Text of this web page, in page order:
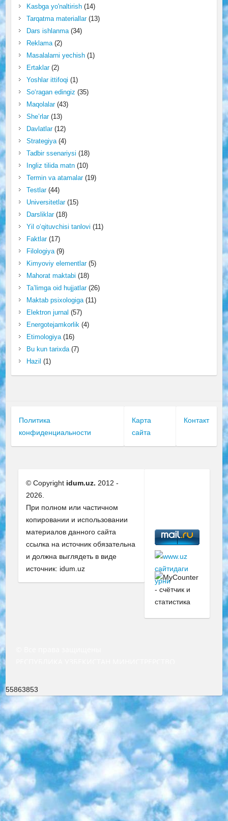
Kasbga yo'naltirish(14)
Tarqatma materiallar(13)
Dars ishlanma(34)
Reklama(2)
Masalalarni yechish(1)
Ertaklar(2)
Yoshlar ittifoqi (1)
So‘ragan edingiz (35)
Maqolalar(43)
She’rlar(13)
Davlatlar(12)
Strategiya(4)
Tadbir ssenariysi (18)
Ingliz tilida matn(10)
Termin va atamalar(19)
Testlar(44)
Universitetlar(15)
Darsliklar(18)
Yil o‘qituvchisi tanlovi (11)
Faktlar(17)
Filologiya(9)
Kimyoviy elementlar(5)
Mahorat maktabi (18)
Ta’limga oid hujjatlar(26)
Maktab psixologiga(11)
Elektron jurnal (57)
Energotejamkorlik(4)
Etimologiya(16)
Bu kun tarixda(7)
Hazil (1)
Политика
конфиденциальности
Карта
сайта
Контакт
© Copyright idum.uz. 2012 -
2026.
При полном или частичном
копировании и использовании
материалов данного сайта
ссылка на источник обязательна
и должна выглядеть в виде
источник: idum.uz
55863853